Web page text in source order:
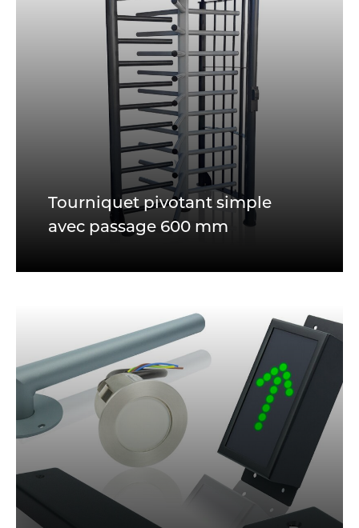
Tourniquet pivotant simple
avec passage 600 mm